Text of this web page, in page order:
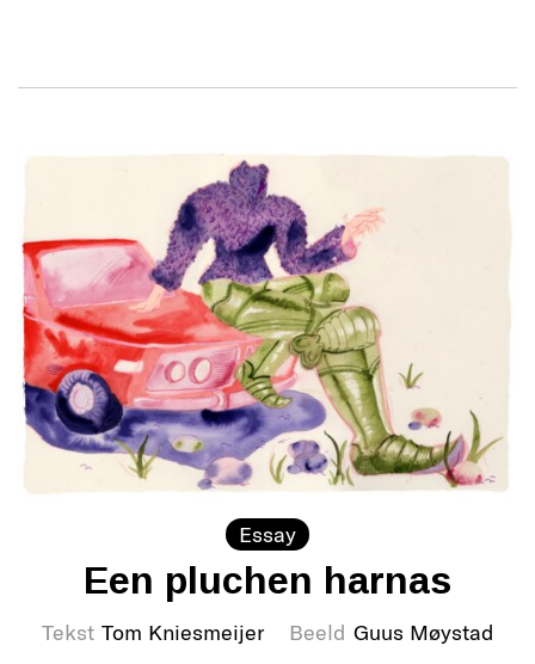
Essay
Een pluchen harnas
Tekst Tom Kniesmeijer Beeld Guus Møystad